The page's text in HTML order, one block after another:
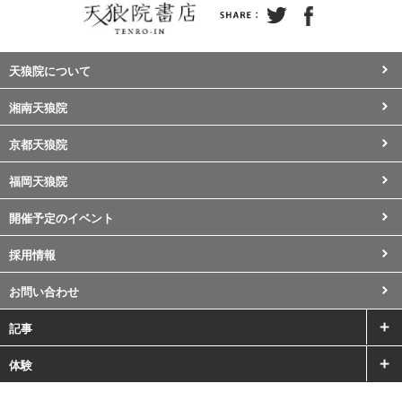
天狼院について
湘南天狼院
京都天狼院
福岡天狼院
開催予定のイベント
採用情報
お問い合わせ
記事
体験